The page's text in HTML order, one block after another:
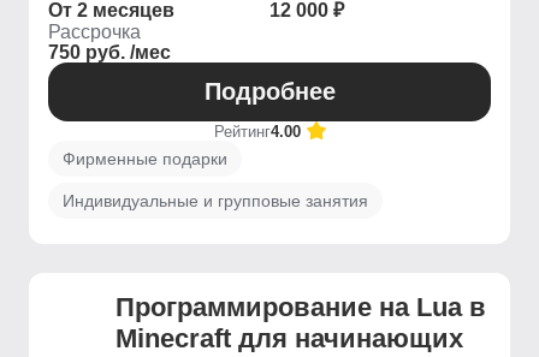
От 2 месяцев
12 000 ₽
Рассрочка
750 руб. /мес
Подробнее
Рейтинг4.00
Фирменные подарки
Индивидуальные и групповые занятия
Программирование на Lua в
Minecraft для начинающих